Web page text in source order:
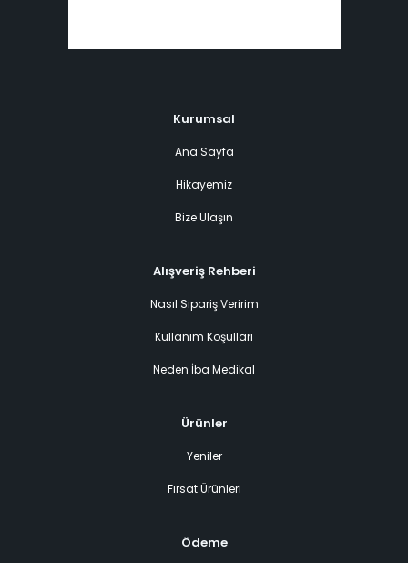
Kurumsal
Ana Sayfa
Hikayemiz
Bize Ulaşın
Alışveriş Rehberi
Nasıl Sipariş Veririm
Kullanım Koşulları
Neden İba Medikal
Ürünler
Yeniler
Fırsat Ürünleri
Ödeme